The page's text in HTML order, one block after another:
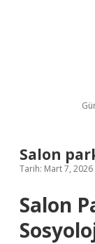
Salon
Tarih: Mart 7, 2026
Salon